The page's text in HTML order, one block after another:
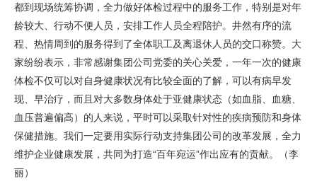
都到现场统筹协调，全力做好体检过程中的服务工作，特别是对年
龄较大、行动不便人员，安排工作人员全程陪护。井然有序的流
程、热情周到的服务得到了全体职工及离退休人员的交口称赞。大
家纷纷表示，非常感谢集团公司党委的关心关爱，一年一次的健康
体检不仅可以对自身健康状况有比较全面的了解，可以有病早发
现、早治疗，而且对大多数身体处于亚健康状态（如血脂、血糖、
血压普遍偏高）的人来说，平时可以采取针对性的疾病预防和身体
保健措施。我们一定要用实际行动支持集团公司的改革发展，全力
维护企业健康发展，共同为打造“百年宛运”作出应有的贡献。（李
丽）